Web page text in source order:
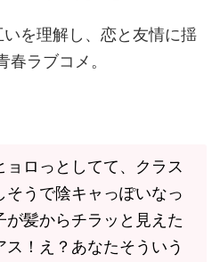
を理解し、恋と友情に揺
ラブコメ。
ョロっとしてて、クラス
そうで陰キャっぽいなっ
が髪からチラッと見えた
ス！え？あなたそういう